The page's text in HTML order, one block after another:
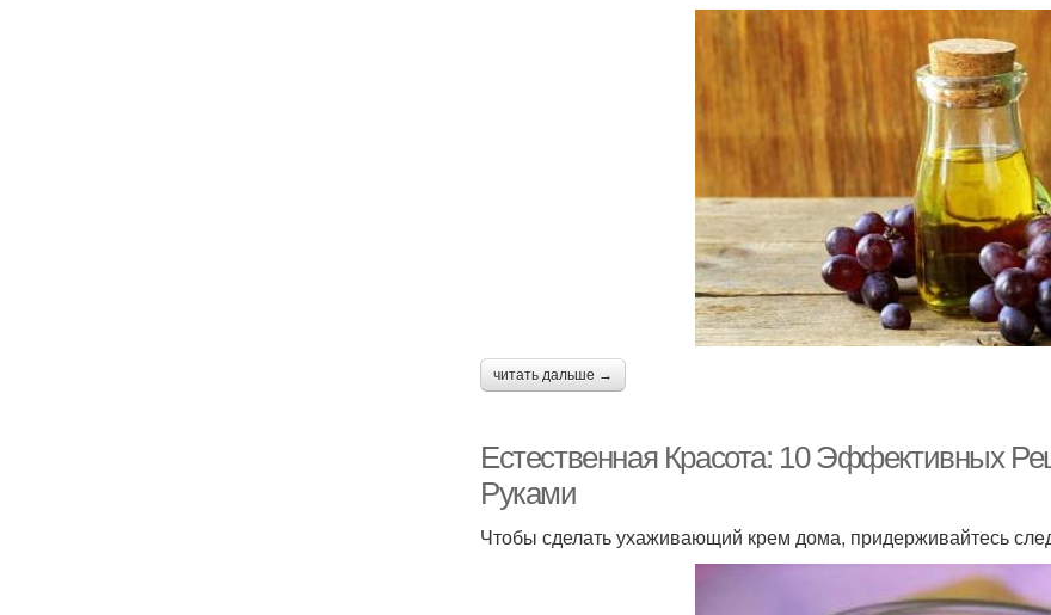
читать дальше →
Естественная Красота: 10 Эффективных
Руками
Чтобы сделать ухаживающий крем дома, придерживайтесь